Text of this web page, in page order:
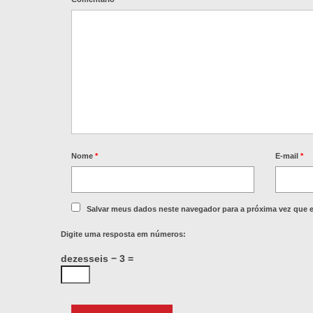
Nome * E-mail*
Salvar meus dados neste navegador para a próxima vez que
Digite uma resposta em números:
dezesseis − 3 =